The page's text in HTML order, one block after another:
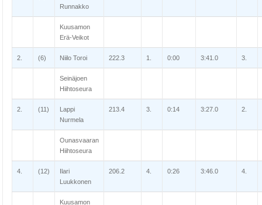
Runnakko
Kuusamon
Erä-Veikot
2. (6) Niilo Toroi 222.3 1. 0:00 3:41.0 3.
Seinäjoen
Hiihtoseura
2. (11)
Lappi
Nurmela
213.4 3. 0:14 3:27.0 2.
Ounasvaaran
Hiihtoseura
4. (12)
Ilari
Luukkonen
206.2 4. 0:26 3:46.0 4.
Kuusamon